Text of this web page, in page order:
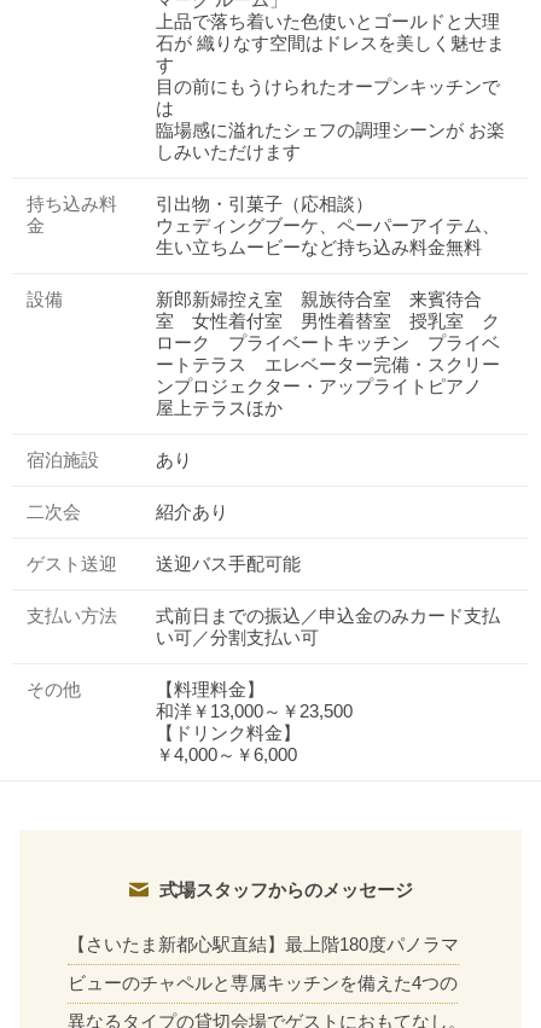
おトクな特典つきフェア
8/11(火・祝) 残◯
①来館特典｜8万円相当宿泊券※8月まで
フェア一覧
上品で落ち着いた色使いとゴールドと大理
石が 織りなす空間はドレスを美しく魅せま
す
目の前にもうけられたオープンキッチンで
は
臨場感に溢れたシェフの調理シーンが お楽
しみいただけます
持ち込み料
金
引出物・引菓子（応相談）
ウェディングブーケ、ペーパーアイテム、
生い立ちムービーなど持ち込み料金無料
設備
新郎新婦控え室 親族待合室 来賓待合
室 女性着付室 男性着替室 授乳室 ク
ローク プライベートキッチン プライベ
ートテラス エレベーター完備・スクリー
ンプロジェクター・アップライトピアノ
屋上テラスほか
宿泊施設 あり
二次会 紹介あり
ゲスト送迎 送迎バス手配可能
支払い方法
式前日までの振込／申込金のみカード支払
い可／分割支払い可
その他
【料理料金】
和洋￥13,000～￥23,500
【ドリンク料金】
￥4,000～￥6,000
式場スタッフからのメッセージ
【さいたま新都心駅直結】最上階180度パノラマ
ビューのチャペルと専属キッチンを備えた4つの
異なるタイプの貸切会場でゲストにおもてなし。